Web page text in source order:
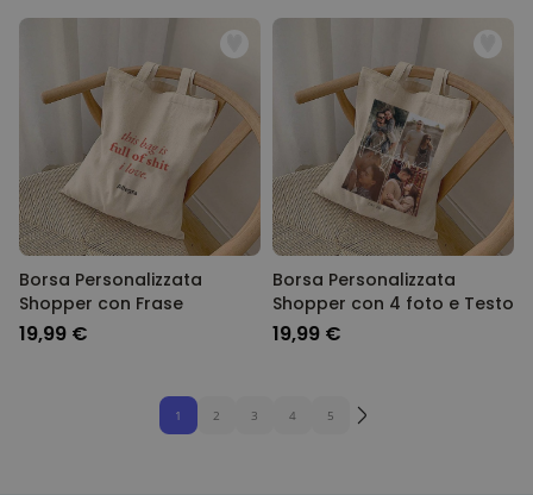
Borsa Personalizzata
Shopper con Frase
19,99 €
Borsa Personalizzata
Shopper con 4 foto e Testo
19,99 €
1 2 3 4 5